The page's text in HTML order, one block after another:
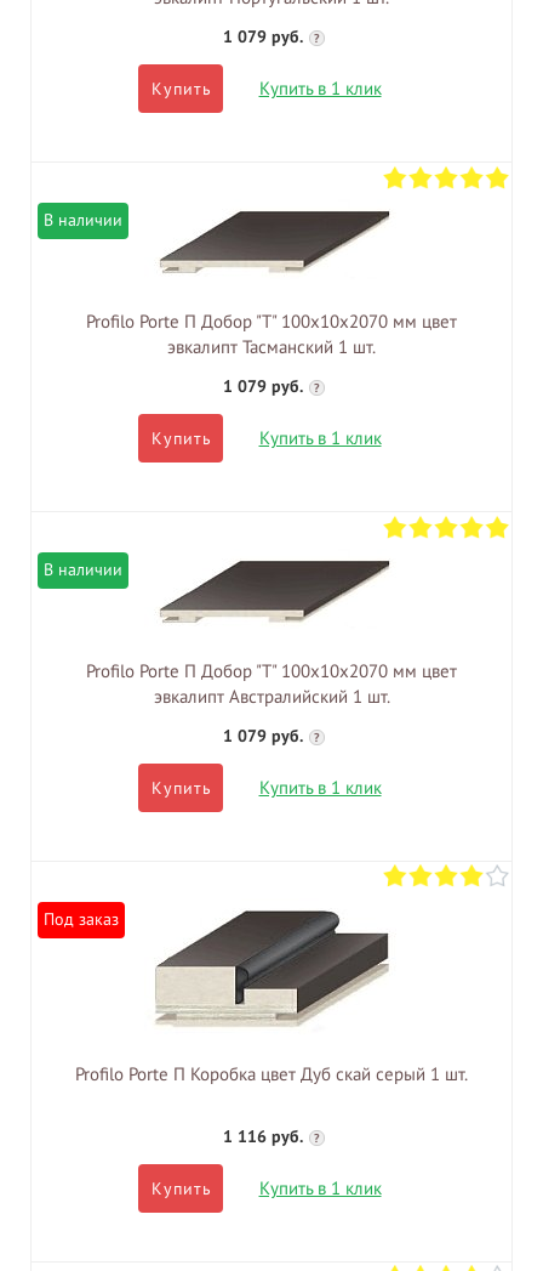
1 079 руб. ?
Купить Купить в 1 клик
В наличии
Profilo Porte П Добор "Т" 100х10х2070 мм цвет
эвкалипт Тасманский 1 шт.
1 079 руб. ?
Купить Купить в 1 клик
В наличии
Profilo Porte П Добор "Т" 100х10х2070 мм цвет
эвкалипт Австралийский 1 шт.
1 079 руб. ?
Купить Купить в 1 клик
Под заказ
Profilo Porte П Коробка цвет Дуб скай серый 1 шт.
1 116 руб. ?
Купить Купить в 1 клик